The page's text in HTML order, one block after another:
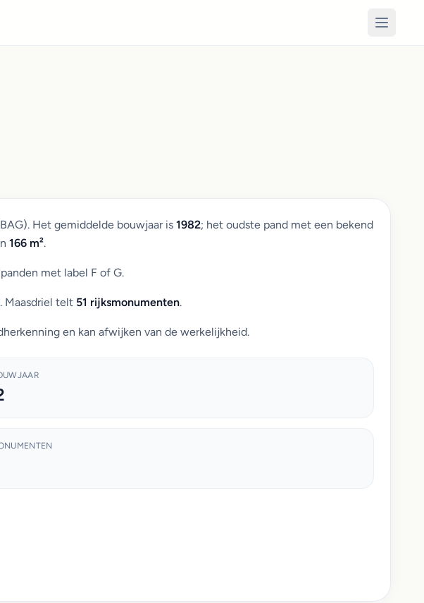
Het gemiddelde bouwjaar is 1982; het oudste pand met een bekend
166 m².
met label F of G.
Maasdriel telt 51 rijksmonumenten.
en kan afwijken van de werkelijkheid.